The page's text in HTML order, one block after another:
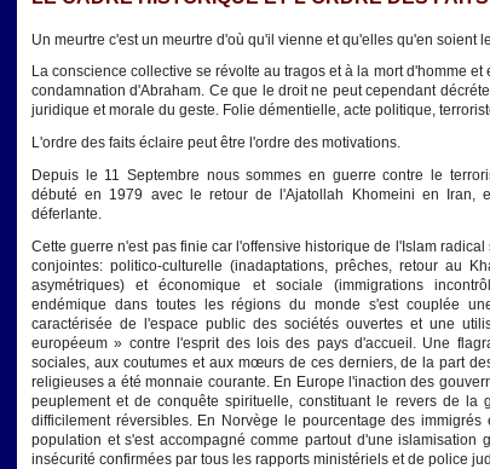
Un meurtre c'est un meurtre d'où qu'il vienne et qu'elles qu'en soient
La conscience collective se révolte au tragos et à la mort d'homme
condamnation d'Abraham. Ce que le droit ne peut cependant
juridique et morale du geste. Folie démentielle, acte politique,
L'ordre des faits éclaire peut être l'ordre des motivations.
Depuis le 11 Septembre nous sommes en guerre contre le
débuté en 1979 avec le retour de l'Ajatollah Khomeini en Iran,
déferlante.
Cette guerre n'est pas finie car l'offensive historique de l'Islam
conjointes: politico-culturelle (inadaptations, prêches, retour au
asymétriques) et économique et sociale (immigrations
endémique dans toutes les régions du monde s'est couplée
caractérisée de l'espace public des sociétés ouvertes et une
européeum » contre l'esprit des lois des pays d'accueil. Une
sociales, aux coutumes et aux mœurs de ces derniers, de la part
religieuses a été monnaie courante. En Europe l'inaction des
peuplement et de conquête spirituelle, constituant le revers de la
difficilement réversibles. En Norvège le pourcentage des
population et s'est accompagné comme partout d'une islamisation
insécurité confirmées par tous les rapports ministériels et de police